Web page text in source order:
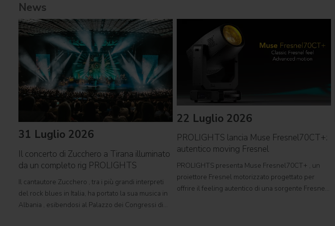
News
31 Luglio 2026
Il concerto di Zucchero a Tirana illuminato
da un completo rig PROLIGHTS
Il cantautore Zucchero , tra i più grandi interpreti
del rock blues in Italia, ha portato la sua musica in
Albania , esibendosi al Palazzo dei Congressi di
22 Luglio 2026
PROLIGHTS lancia Muse Fresnel70CT+:
autentico moving Fresnel
PROLIGHTS presenta Muse Fresnel70CT+ , un
proiettore Fresnel motorizzato progettato per
offrire il feeling autentico di una sorgente Fresnel